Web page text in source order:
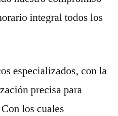
integral todos los
especializados, con la
precisa para
los cuales